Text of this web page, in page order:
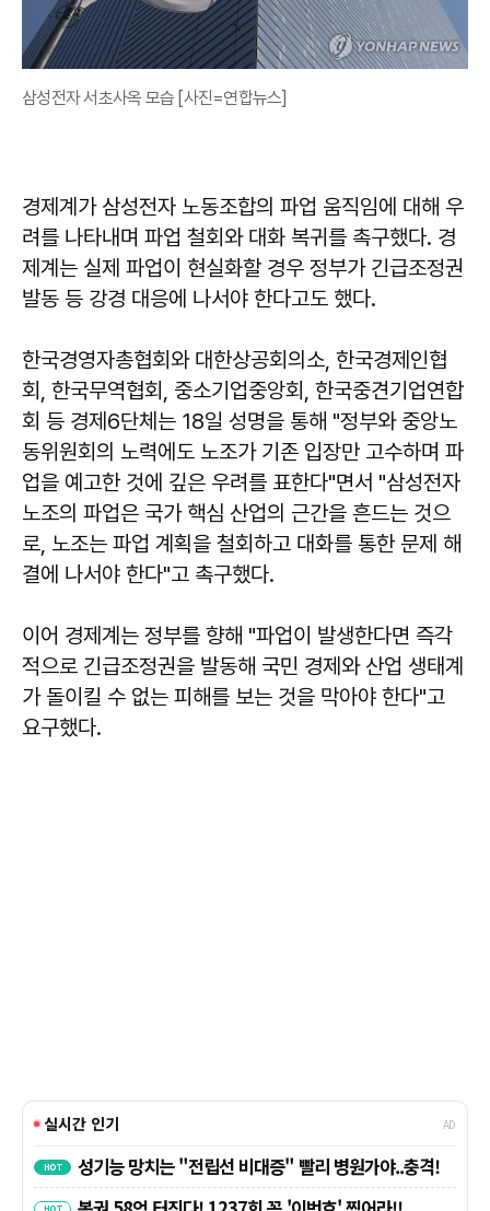
삼성전자 서초사옥 모습 [사진=연합뉴스]
경제계가 삼성전자 노동조합의 파업 움직임에 대해 우
려를 나타내며 파업 철회와 대화 복귀를 촉구했다. 경
제계는 실제 파업이 현실화할 경우 정부가 긴급조정권
발동 등 강경 대응에 나서야 한다고도 했다.
한국경영자총협회와 대한상공회의소, 한국경제인협
회, 한국무역협회, 중소기업중앙회, 한국중견기업연합
회 등 경제6단체는 18일 성명을 통해 "정부와 중앙노
동위원회의 노력에도 노조가 기존 입장만 고수하며 파
업을 예고한 것에 깊은 우려를 표한다"면서 "삼성전자
노조의 파업은 국가 핵심 산업의 근간을 흔드는 것으
로, 노조는 파업 계획을 철회하고 대화를 통한 문제 해
결에 나서야 한다"고 촉구했다.
이어 경제계는 정부를 향해 "파업이 발생한다면 즉각
적으로 긴급조정권을 발동해 국민 경제와 산업 생태계
가 돌이킬 수 없는 피해를 보는 것을 막아야 한다"고
요구했다.